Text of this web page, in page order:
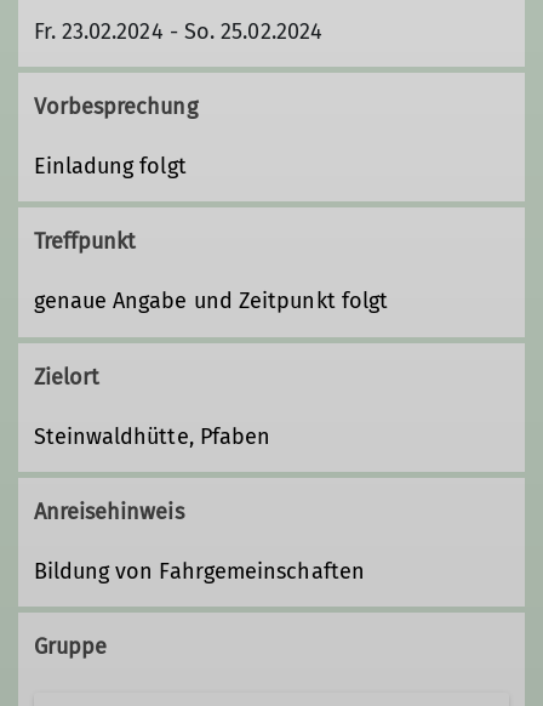
Fr. 23.02.2024 - So. 25.02.2024
Vorbesprechung
Einladung folgt
Treffpunkt
genaue Angabe und Zeitpunkt folgt
Zielort
Steinwaldhütte, Pfaben
Anreisehinweis
Bildung von Fahrgemeinschaften
Gruppe